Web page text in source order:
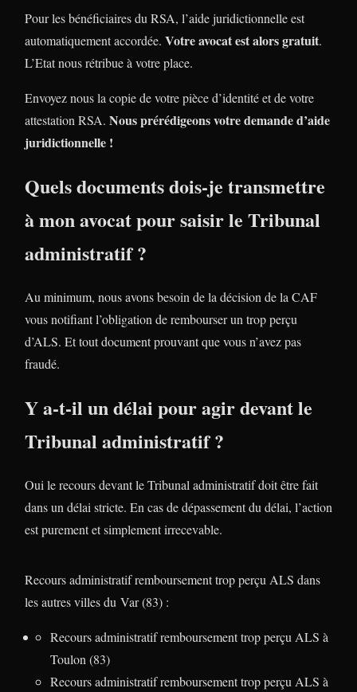
Pour les bénéficiaires du RSA, l’aide juridictionnelle est
automatiquement accordée. Votre avocat est alors gratuit.
L’Etat nous rétribue à votre place.
Envoyez nous la copie de votre pièce d’identité et de votre
attestation RSA. Nous prérédigeons votre demande d’aide
juridictionnelle !
Quels documents dois-je transmettre
à mon avocat pour saisir le Tribunal
administratif ?
Au minimum, nous avons besoin de la décision de la CAF
vous notifiant l’obligation de rembourser un trop perçu
d’ALS. Et tout document prouvant que vous n’avez pas
fraudé.
Y a-t-il un délai pour agir devant le
Tribunal administratif ?
Oui le recours devant le Tribunal administratif doit être fait
dans un délai stricte. En cas de dépassement du délai, l’action
est purement et simplement irrecevable.
Recours administratif remboursement trop perçu ALS dans
les autres villes du Var (83) :
Recours administratif remboursement trop perçu ALS à
Toulon (83)
Recours administratif remboursement trop perçu ALS à